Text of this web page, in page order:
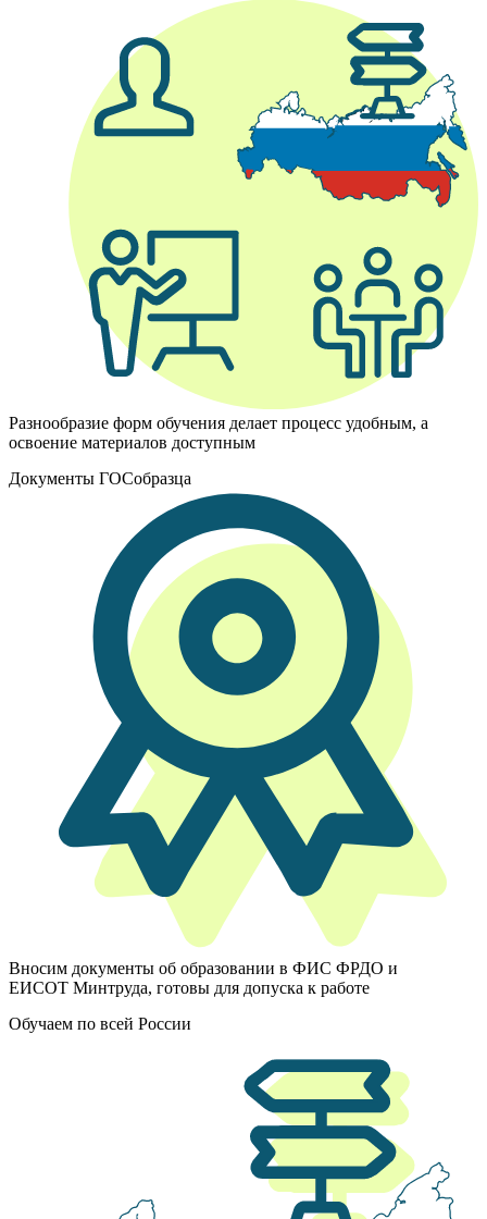
Разнообразие форм обучения делает процесс удобным, а
освоение материалов доступным
Документы ГОСобразца
Вносим документы об образовании в ФИС ФРДО и
ЕИСОТ Минтруда, готовы для допуска к работе
Обучаем по всей России